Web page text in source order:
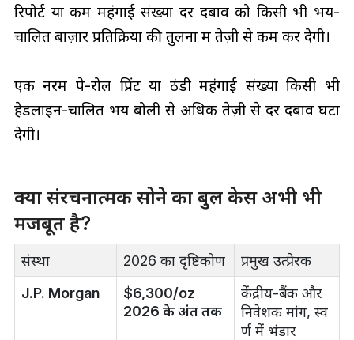
रिपोर्ट या कम महंगाई संख्या दर दबाव को किसी भी भय-
चालित बाज़ार प्रतिक्रिया की तुलना में तेज़ी से कम कर देगी।
एक नरम पे-रोल प्रिंट या ठंडी महंगाई संख्या किसी भी
हेडलाइन-चालित भय बोली से अधिक तेज़ी से दर दबाव घटा
देगी।
क्या संरचनात्मक सोने का बुल केस अभी भी
मजबूत है?
संस्था 2026 का दृष्टिकोण
प्रमुख उत्प्रेरक
J.P. Morgan
$6,300/oz
2026 के अंत तक
केंद्रीय-बैंक और
निवेशक मांग, स्व
र्ण में भंडार